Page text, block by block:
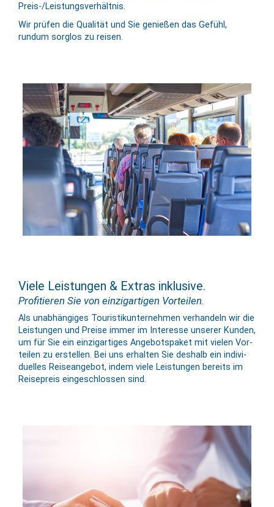
Preis-/Leistungs­verhältnis.
Wir prüfen die Qualität und Sie genießen das Gefühl,
rundum sorglos zu reisen.
Viele Leistungen & Extras inklusive.
Profitieren Sie von einzigartigen Vorteilen.
Als un­ab­hängiges Touristik­unter­nehmen ver­handeln wir die
Leis­tungen und Preise immer im Inter­esse unserer Kunden,
um für Sie ein einzig­artiges Angebots­paket mit vielen Vor­
teilen zu er­stellen. Bei uns er­halten Sie deshalb ein in­di­vi­
du­elles Reise­angebot, indem viele Leis­tungen bereits im
Reise­preis ein­ge­schlossen sind.